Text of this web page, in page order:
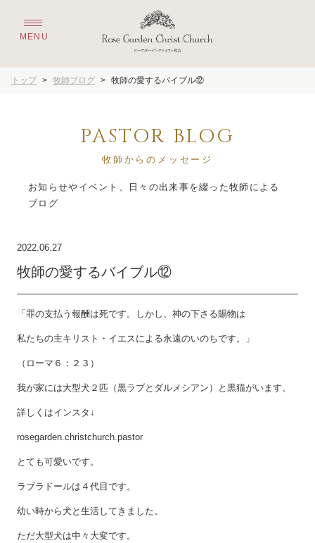
トップ > 牧師ブログ > 牧師の愛するバイブル⑫
PASTOR BLOG
牧師からのメッセージ
お知らせやイベント、日々の出来事を綴った牧師による
2022.06.27
牧師の愛するバイブル⑫
「罪の支払う報酬は死です。しかし、神の下さる賜物は
私たちの主キリスト・イエスによる永遠のいのちです。」
（ローマ６：２３）
我が家には大型犬２匹（黒ラブとダルメシアン）と黒猫がいます。
詳しくはインスタ↓
rosegarden.christchurch.pastor
とても可愛いです。
ラブラドールは４代目です。
幼い時から犬と生活してきました。
ただ大型犬は中々大変です。